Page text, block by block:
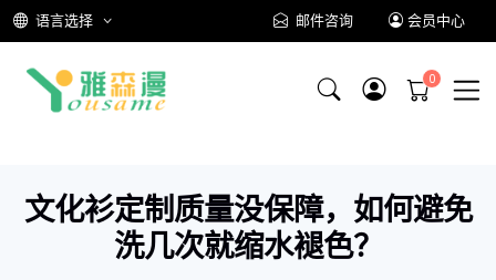
语言选择 邮件咨询 会员中心
文化衫定制质量没保障，如何避免
洗几次就缩水褪色？